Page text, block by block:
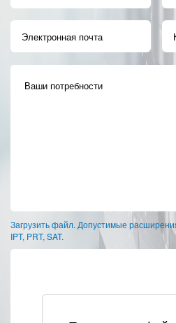
Загрузить файл. Допустимые
IPT, PRT, SAT.